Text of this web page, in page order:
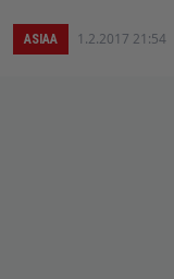
ASIAA 1.2.2017 21:54